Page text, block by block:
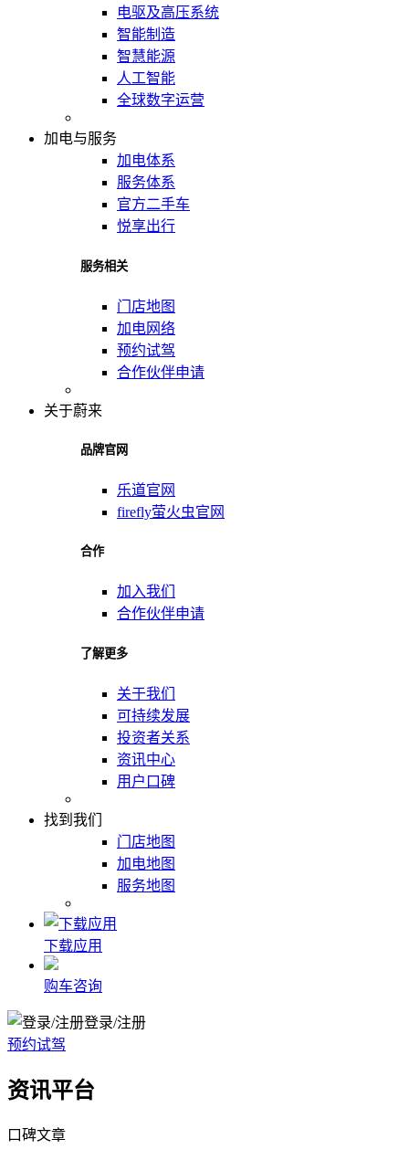
电驱及高压系统
智能制造
智慧能源
人工智能
全球数字运营
加电与服务
加电体系
服务体系
官方二手车
悦享出行
服务相关
门店地图
加电网络
预约试驾
合作伙伴申请
关于蔚来
品牌官网
乐道官网
firefly萤火虫官网
合作
加入我们
合作伙伴申请
了解更多
关于我们
可持续发展
投资者关系
资讯中心
用户口碑
找到我们
门店地图
加电地图
服务地图
下载应用
购车咨询
登录/注册
预约试驾
资讯平台
口碑文章